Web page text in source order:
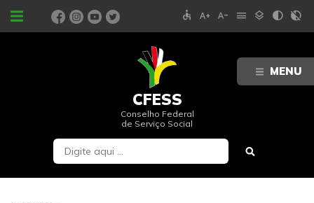
MENU
PORTAIS accessible text_increase text_decrease menu layers contrast contrast_rtl_off
CFESS
Conselho Federal
de Serviço Social